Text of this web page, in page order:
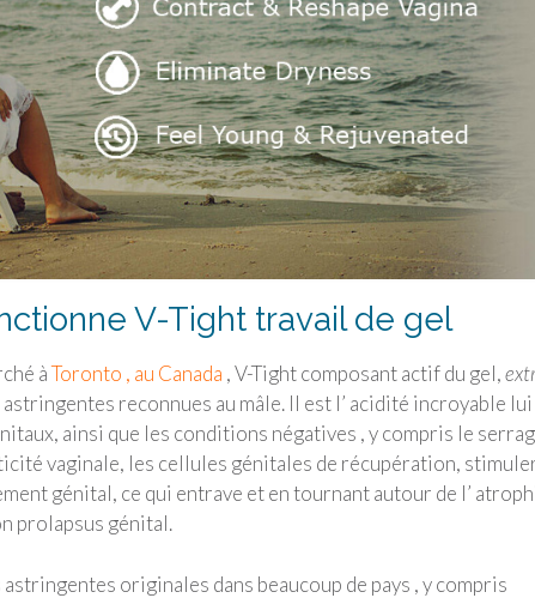
V-Tight travail de gel
àToronto , au Canada , V-Tight composant actif du gel,
reconnues au mâle. Il est l’ acidité incroyable lui
ainsi que les conditions négatives , y compris le
vaginale, les cellules génitales de récupération,
génital, ce qui entrave et en tournant autour de l’
prolapsus génital.
originales dans beaucoup de pays , y compris